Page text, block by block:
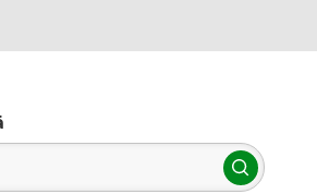
Hae